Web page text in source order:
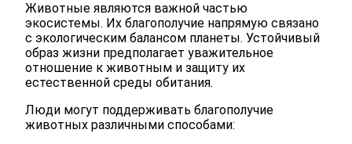
Животные являются важной частью
экосистемы. Их благополучие напрямую связано
с экологическим балансом планеты. Устойчивый
образ жизни предполагает уважительное
отношение к животным и защиту их
естественной среды обитания.
Люди могут поддерживать благополучие
животных различными способами: